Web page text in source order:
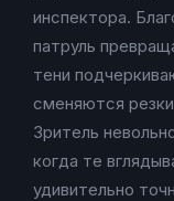
инспектора.
патруль
тени
сменяются
Зритель
когда те
удивительно